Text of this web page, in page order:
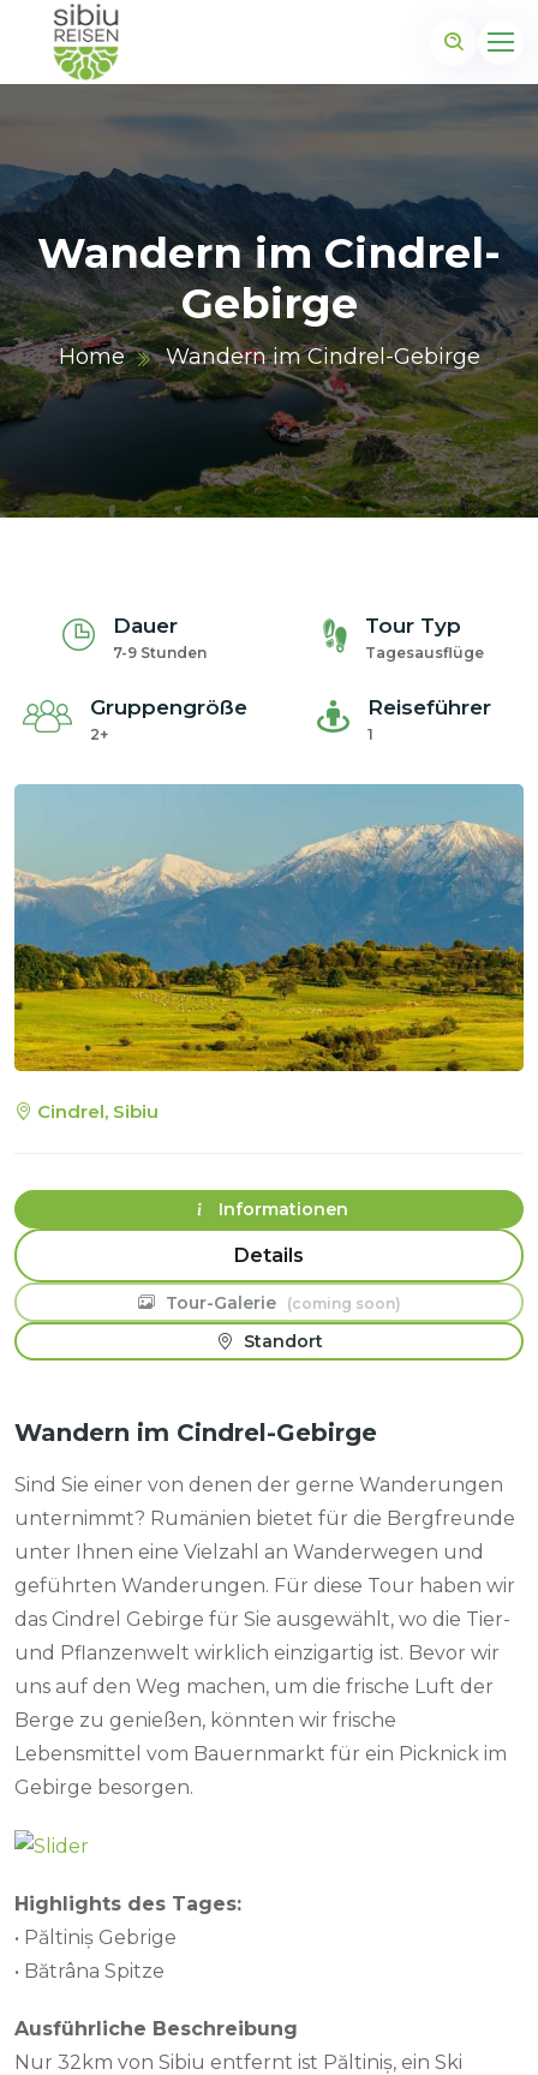
Wandern im Cindrel-
Gebirge
Home Wandern im Cindrel-Gebirge
Dauer
7-9 Stunden
Tour Typ
Tagesausflüge
Gruppengröße
2+
Reiseführer
1
Cindrel, Sibiu
Informationen
Travel Plan
Tour-Galerie
Standort
Wandern im Cindrel-Gebirge
Sind Sie einer von denen der gerne Wanderungen
unternimmt? Rumänien bietet für die Bergfreunde
unter Ihnen eine Vielzahl an Wanderwegen und
geführten Wanderungen. Für diese Tour haben wir
das Cindrel Gebirge für Sie ausgewählt, wo die Tier-
und Pflanzenwelt wirklich einzigartig ist. Bevor wir
uns auf den Weg machen, um die frische Luft der
Berge zu genießen, könnten wir frische
Lebensmittel vom Bauernmarkt für ein Picknick im
Gebirge besorgen.
Highlights des Tages:
• Păltiniș Gebrige
• Bătrâna Spitze
Ausführliche Beschreibung
Nur 32km von Sibiu entfernt ist Păltiniș, ein Ski